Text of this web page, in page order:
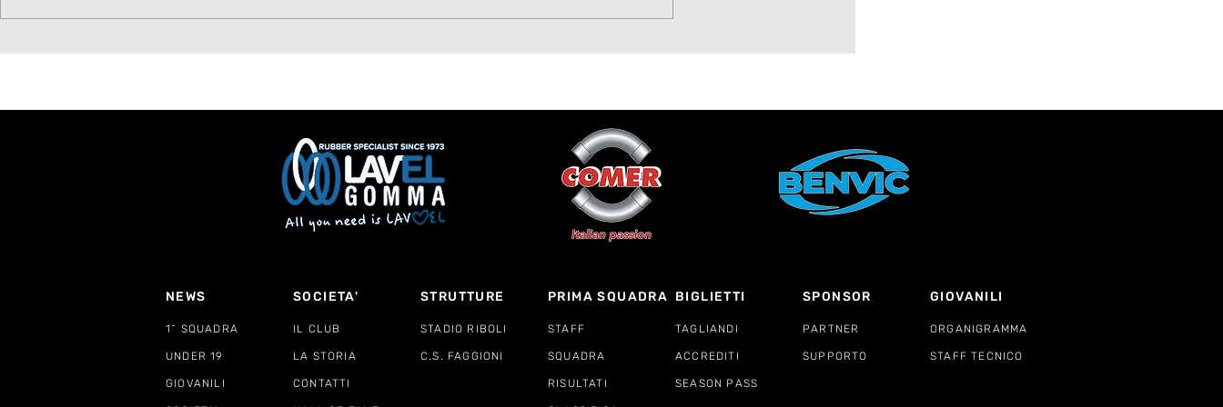
DI MISURA
CARATTERE AL RIBOLI
NEWS SOCIETA' STRUTTURE PRIMA SQUADRA BIGLIETTI SPONSOR
1^ SQUADRA IL CLUB STADIO RIBOLI STAFF TAGLIANDI PARTNER
UNDER 19 LA STORIA C.S. FAGGIONI SQUADRA ACCREDITI SUPPORTO
GIOVANILI CONTATTI RISULTATI SEASON PASS
GIOVANILI
ORGANIGRAMMA
STAFF TECNICO